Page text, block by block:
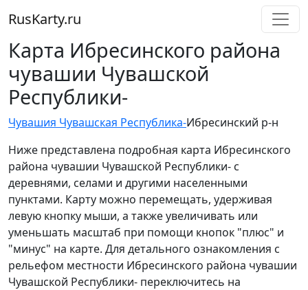
RusKarty.ru
Карта Ибресинского района
чувашии Чувашской
Республики-
Чувашия Чувашская Республика-Ибресинский р-н
Ниже представлена подробная карта Ибресинского
района чувашии Чувашской Республики- с
деревнями, селами и другими населенными
пунктами. Карту можно перемещать, удерживая
левую кнопку мыши, а также увеличивать или
уменьшать масштаб при помощи кнопок "плюс" и
"минус" на карте. Для детального ознакомления с
рельефом местности Ибресинского района чувашии
Чувашской Республики- переключитесь на